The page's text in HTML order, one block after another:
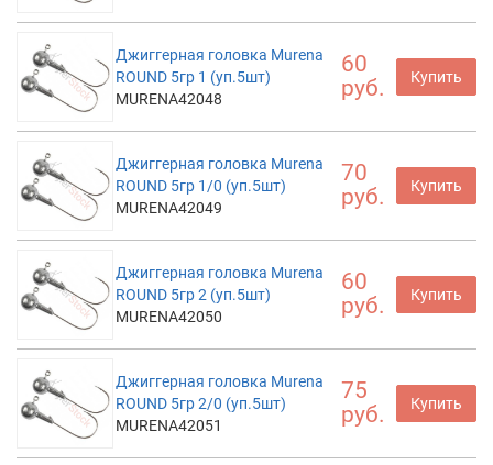
Джиггерная головка Murena
ROUND 5гр 1 (уп.5шт)
MURENA42048
60
руб.
Купить
Джиггерная головка Murena
ROUND 5гр 1/0 (уп.5шт)
MURENA42049
70
руб.
Купить
Джиггерная головка Murena
ROUND 5гр 2 (уп.5шт)
MURENA42050
60
руб.
Купить
Джиггерная головка Murena
ROUND 5гр 2/0 (уп.5шт)
MURENA42051
75
руб.
Купить